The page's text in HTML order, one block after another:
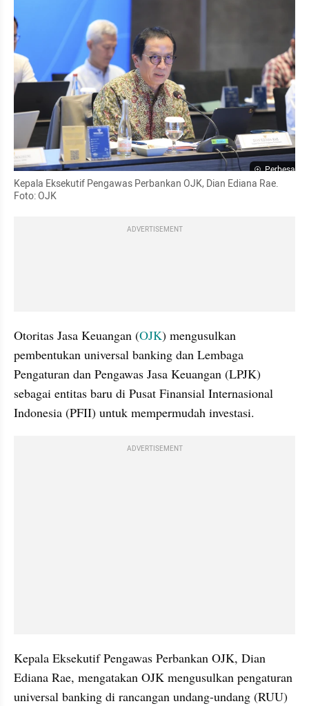
Perbesar
Kepala Eksekutif Pengawas Perbankan OJK, Dian Ediana Rae.
Foto: OJK
ADVERTISEMENT
Otoritas Jasa Keuangan (OJK) mengusulkan
pembentukan universal banking dan Lembaga
Pengaturan dan Pengawas Jasa Keuangan (LPJK)
sebagai entitas baru di Pusat Finansial Internasional
Indonesia (PFII) untuk mempermudah investasi.
ADVERTISEMENT
Kepala Eksekutif Pengawas Perbankan OJK, Dian
Ediana Rae, mengatakan OJK mengusulkan pengaturan
universal banking di rancangan undang-undang (RUU)